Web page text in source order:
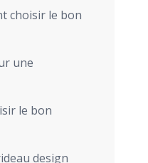
choisir le bon
une
le bon
design